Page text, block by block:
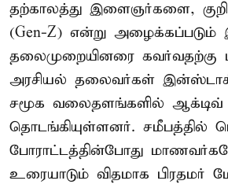
தற்காலத்து இளைஞர்களை,
(Gen-Z) என்று
தலைமுறையினரை கவர்வதற்கு
அரசியல் தலைவர்கள்
சமூக வலைதளங்களில்
தொடங்கியுள்ளனர். சமீபத்தில்
போராட்டத்தின்போது
உரையாடும் விதமாக பிரதமர்